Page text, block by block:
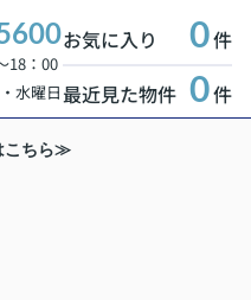
18：00
水曜日
お気に入り 0件
最近見た物件 0件
こちら≫